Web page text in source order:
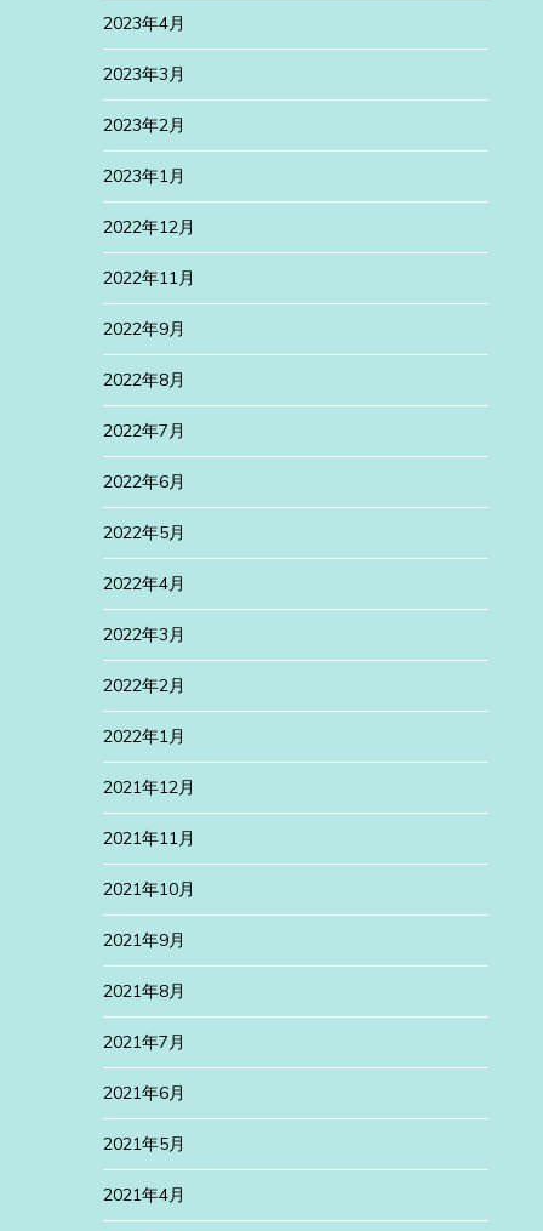
2023年4月
2023年3月
2023年2月
2023年1月
2022年12月
2022年11月
2022年9月
2022年8月
2022年7月
2022年6月
2022年5月
2022年4月
2022年3月
2022年2月
2022年1月
2021年12月
2021年11月
2021年10月
2021年9月
2021年8月
2021年7月
2021年6月
2021年5月
2021年4月